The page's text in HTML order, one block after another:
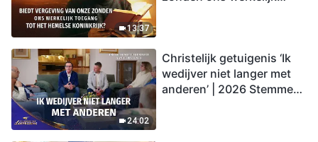
13:37
24:02
Christelijk getuigenis ‘Ik
wedijver niet langer met
anderen’ | 2026 Stemmen